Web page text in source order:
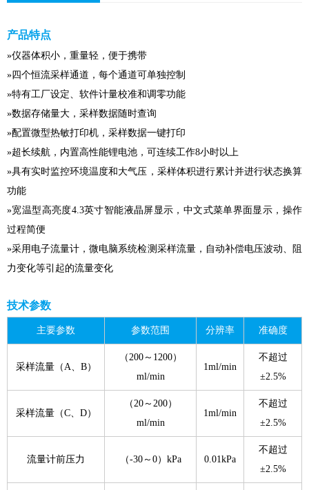
产品特点
»仪器体积小，重量轻，便于携带
»四个恒流采样通道，每个通道可单独控制
»特有工厂设定、软件计量校准和调零功能
»数据存储量大，采样数据随时查询
»配置微型热敏打印机，采样数据一键打印
»超长续航，内置高性能锂电池，可连续工作8小时以上
»具有实时监控环境温度和大气压，采样体积进行累计并进行状态换算
功能
»宽温型高亮度4.3英寸智能液晶屏显示，中文式菜单界面显示，操作
过程简便
»采用电子流量计，微电脑系统检测采样流量，自动补偿电压波动、阻
力变化等引起的流量变化
技术参数
主要参数 参数范围 分辨率 准确度
采样流量（A、B）
（200～1200）
ml/min
1ml/min
不超过
±2.5%
采样流量（C、D）
（20～200）
ml/min
1ml/min
不超过
±2.5%
流量计前压力 （-30～0）kPa 0.01kPa
不超过
±2.5%